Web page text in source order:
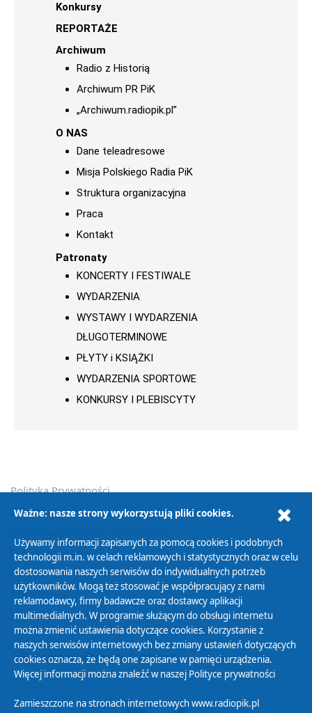
Konkursy
REPORTAŻE
Archiwum
Radio z Historią
Archiwum PR PiK
„Archiwum.radiopik.pl”
O NAS
Dane teleadresowe
Misja Polskiego Radia PiK
Struktura organizacyjna
Praca
Kontakt
Patronaty
KONCERTY I FESTIWALE
WYDARZENIA
WYSTAWY I WYDARZENIA
DŁUGOTERMINOWE
PŁYTY i KSIĄŻKI
WYDARZENIA SPORTOWE
KONKURSY I PLEBISCYTY
Polityka Prywatności
Zasady korzystania z Serwisu
Cyfryzacja DAB+
Polityka ochrony danych osobowych
Abonament
Zamówienia publiczne
Biuletyn Informacji Publicznej
Ważne: nasze strony wykorzystują pliki cookies.
Używamy informacji zapisanych za pomocą cookies i podobnych
technologii m.in. w celach reklamowych i statystycznych oraz w celu
dostosowania naszych serwisów do indywidualnych potrzeb
użytkowników. Mogą też stosować je współpracujący z nami
reklamodawcy, firmy badawcze oraz dostawcy aplikacji
multimedialnych. W programie służącym do obsługi internetu
można zmienić ustawienia dotyczące cookies. Korzystanie z
naszych serwisów internetowych bez zmiany ustawień dotyczących
cookies oznacza, że będą one zapisane w pamięci urządzenia.
Więcej informacji można znaleźć w naszej Polityce prywatności
Zamieszczone na stronach internetowych www.radiopik.pl